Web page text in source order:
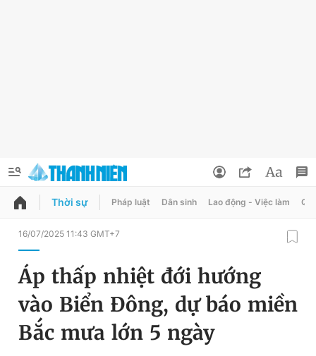
QUẢNG CÁO
Chuyên mục
Chuyên mục khác
Đổi mật khẩu
Tin đã lưu
Thời sự Pháp luật Dân sinh Lao động - Việc làm
16/07/2025 11:43 GMT+7
Áp thấp nhiệt đới hướng
vào Biển Đông, dự báo miền
Bắc mưa lớn 5 ngày